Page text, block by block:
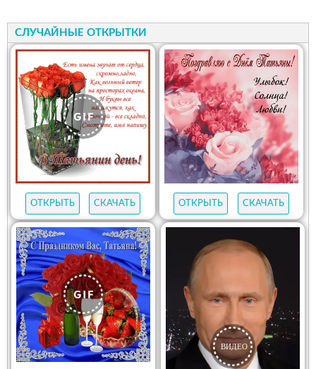
СЛУЧАЙНЫЕ ОТКРЫТКИ
ОТКРЫТЬ СКАЧАТЬ ОТКРЫТЬ СКАЧАТЬ